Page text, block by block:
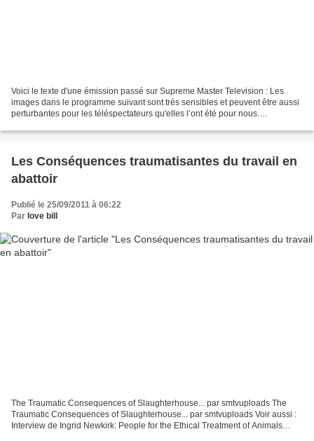
Voici le texte d'une émission passé sur Supreme Master Television : Les
images dans le programme suivant sont très sensibles et peuvent être aussi
perturbantes pour les téléspectateurs qu'elles l’ont été pour nous.
Les Conséquences traumatisantes du travail en
abattoir
Publié le 25/09/2011 à 06:22
Par love bill
The Traumatic Consequences of Slaughterhouse... par smtvuploads The
Traumatic Consequences of Slaughterhouse... par smtvuploads Voir aussi :
Interview de Ingrid Newkirk: People for the Ethical Treatment of Animals